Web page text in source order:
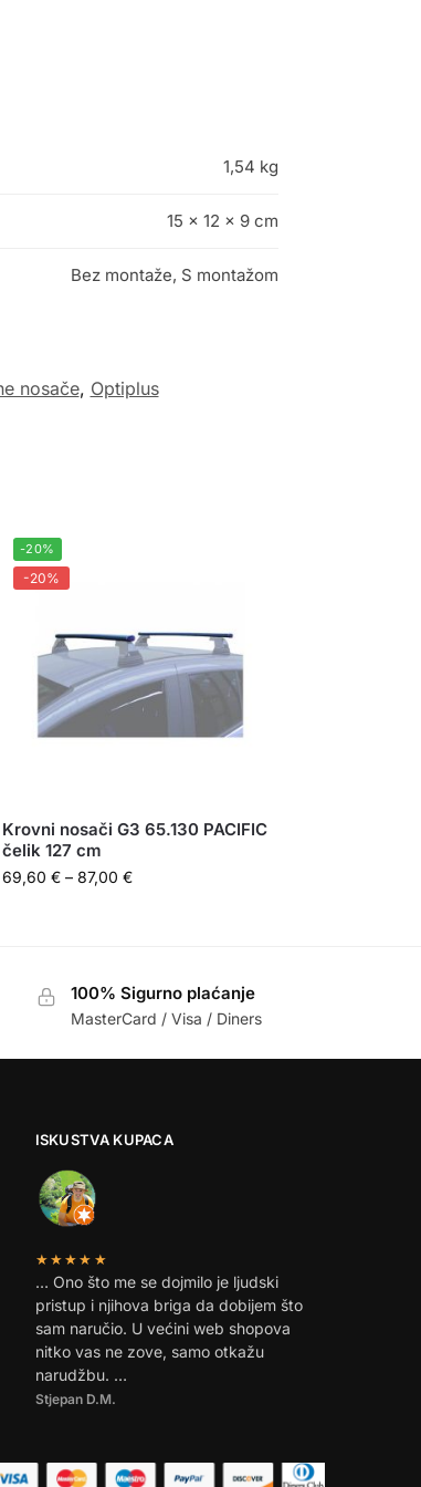
1,54 kg
15 × 12 × 9 cm
Bez montaže, S montažom
nosače, Optiplus
-20%
-20%
Krovni nosači G3 65.130 PACIFIC
čelik 127 cm
69,60€ – 87,00€
100% Sigurno plaćanje
MasterCard / Visa / Diners
ISKUSTVA KUPACA
★★★★★
… Ono što me se dojmilo je ljudski
pristup i njihova briga da dobijem što
sam naručio. U većini web shopova
nitko vas ne zove, samo otkažu
narudžbu. …
Stjepan D.M.